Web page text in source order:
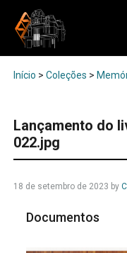
Início > Coleções >
Lançamento do
022.jpg
18 de setembro de 2023 by
Documentos